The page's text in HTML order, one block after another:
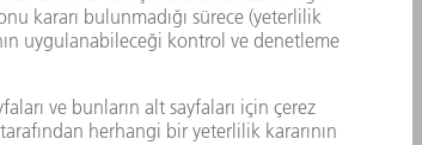
200, 18V LiHD akü